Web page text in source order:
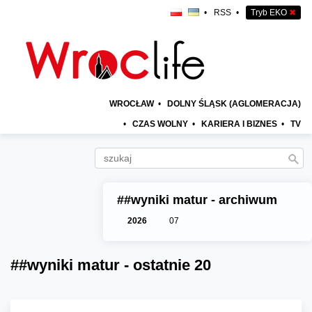
• RSS • Tryb EKO ✖
WROCŁAW • DOLNY ŚLĄSK (AGLOMERACJA)
• CZAS WOLNY • KARIERA I BIZNES • TV
##wyniki matur - archiwum
2026 07
##wyniki matur - ostatnie 20